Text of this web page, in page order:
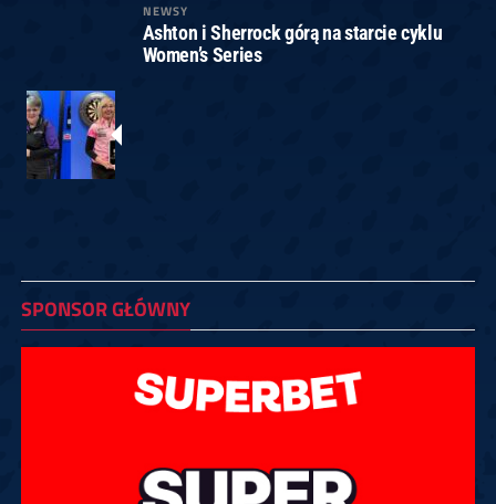
NEWSY
Ashton i Sherrock górą na starcie cyklu
Women’s Series
SPONSOR GŁÓWNY